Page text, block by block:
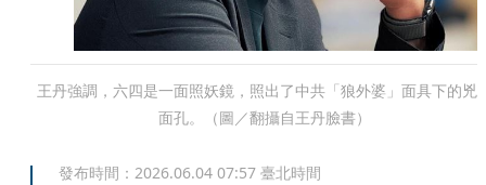
王丹強調，六四是一面照妖鏡，照出了中共「狼外婆」面具下的兇
面孔。（圖／翻攝自王丹臉書）
發布時間： 2026.06.04 07:57 臺北時間